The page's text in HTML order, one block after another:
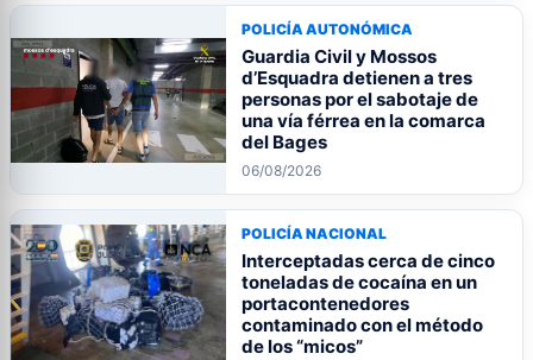
POLICÍA AUTONÓMICA
Guardia Civil y Mossos
d’Esquadra detienen a tres
personas por el sabotaje de
una vía férrea en la comarca
del Bages
06/08/2026
POLICÍA NACIONAL
Interceptadas cerca de cinco
toneladas de cocaína en un
portacontenedores
contaminado con el método
de los “micos”